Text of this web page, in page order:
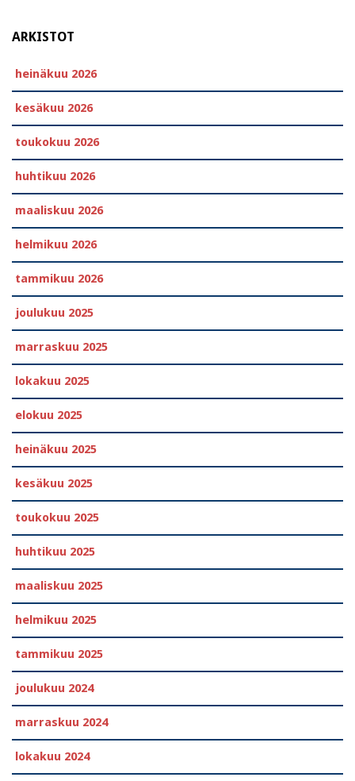
ARKISTOT
heinäkuu 2026
kesäkuu 2026
toukokuu 2026
huhtikuu 2026
maaliskuu 2026
helmikuu 2026
tammikuu 2026
joulukuu 2025
marraskuu 2025
lokakuu 2025
elokuu 2025
heinäkuu 2025
kesäkuu 2025
toukokuu 2025
huhtikuu 2025
maaliskuu 2025
helmikuu 2025
tammikuu 2025
joulukuu 2024
marraskuu 2024
lokakuu 2024